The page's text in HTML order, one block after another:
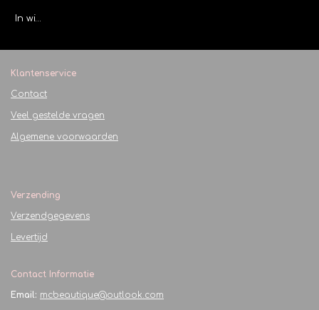
In winkelwagen
Klantenservice
Contact
Veel gestelde vragen
Algemene voorwaarden
Verzending
Verzendgegevens
Levertijd
Contact Informatie
Email: mcbeautique@outlook.com